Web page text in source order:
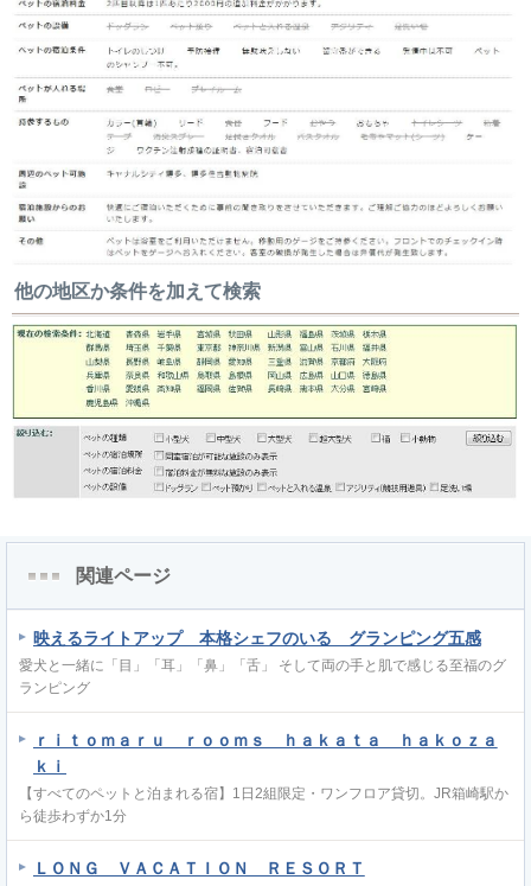
他の地区か条件を加えて検索
関連ページ
映えるライトアップ 本格シェフのいる グランピング五感
愛犬と一緒に「目」「耳」「鼻」「舌」 そして両の手と肌で感じる至福のグ
ランピング
ｒｉｔｏｍａｒｕ ｒｏｏｍｓ ｈａｋａｔａ ｈａｋｏｚａ
ｋｉ
【すべてのペットと泊まれる宿】1日2組限定・ワンフロア貸切。JR箱崎駅か
ら徒歩わずか1分
ＬＯＮＧ ＶＡＣＡＴＩＯＮ ＲＥＳＯＲＴ